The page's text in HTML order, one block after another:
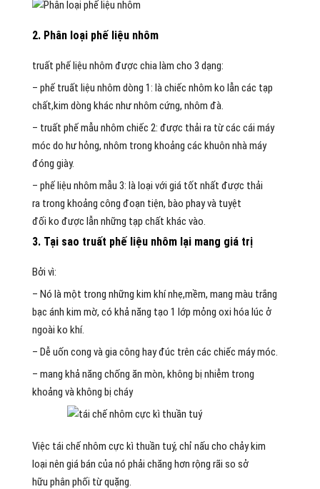
2. Phân loạiphếliệu nhôm
truất phếliệu nhôm được chialàm cho 3 dạng:
– phế truất liệu nhôm dòng 1: làchiếc nhôm ko lẫn các tạp
chất,kim dòng khác như nhôm cứng, nhôm đà.
– truất phếmẫu nhôm chiếc 2: được thải ra từcác cái máy
móc do hư hỏng, nhôm trong khoảng các khuôn nhà máy
đóng giày.
– phếliệu nhôm mẫu 3: làloại với giá tốt nhất được thải
ra trong khoảng công đoạn tiện, bào phay và tuyệt
đối ko được lẫn những tạp chất khác vào.
3. Tại sao truất phếliệu nhôm lại mang giá trị
Bởi vì:
– Nó làmột trong những kim khínhẹ,mềm, mang màu trắng
bạc ánh kim mờ, có khả năng tạo 1 lớp mỏng oxi hóalúc ở
ngoài ko khí.
– Dễ uốn cong và gia công hay đúc trên các chiếc máy móc.
– mang khả năng chống ăn mòn, không bị nhiễm trong
khoảng vàkhông bị cháy
Việc tái chế nhôm cực kì thuần tuý, chỉ nấu cho chảykim
loại nên giá bán của nó phải chăng hơn rộng rãi so sở
hữu phân phối từquặng.